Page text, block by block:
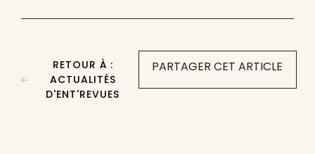
PARTAGER CET ARTICLE
RETOUR À :
ACTUALITÉS
D'ENT'REVUES